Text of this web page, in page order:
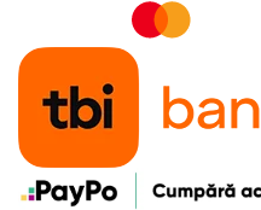
Osciloscoape
Lichidare stoc